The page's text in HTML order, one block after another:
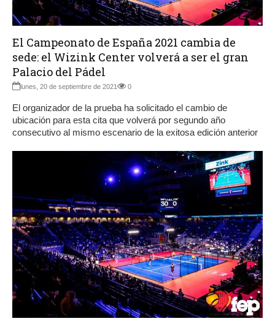
El Campeonato de España 2021 cambia de
sede: el Wizink Center volverá a ser el gran
Palacio del Pádel
lunes, 20 de septiembre de 2021 0
El organizador de la prueba ha solicitado el cambio de
ubicación para esta cita que volverá por segundo año
consecutivo al mismo escenario de la exitosa edición anterior